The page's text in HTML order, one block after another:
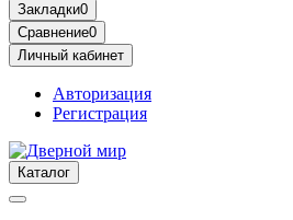
Закладки0
Сравнение0
Личный кабинет
Авторизация
Регистрация
Каталог